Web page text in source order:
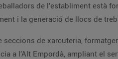
de l’establiment està
i la generació de llocs de
de xarcuteria,
a l’Alt Empordà, ampliant el